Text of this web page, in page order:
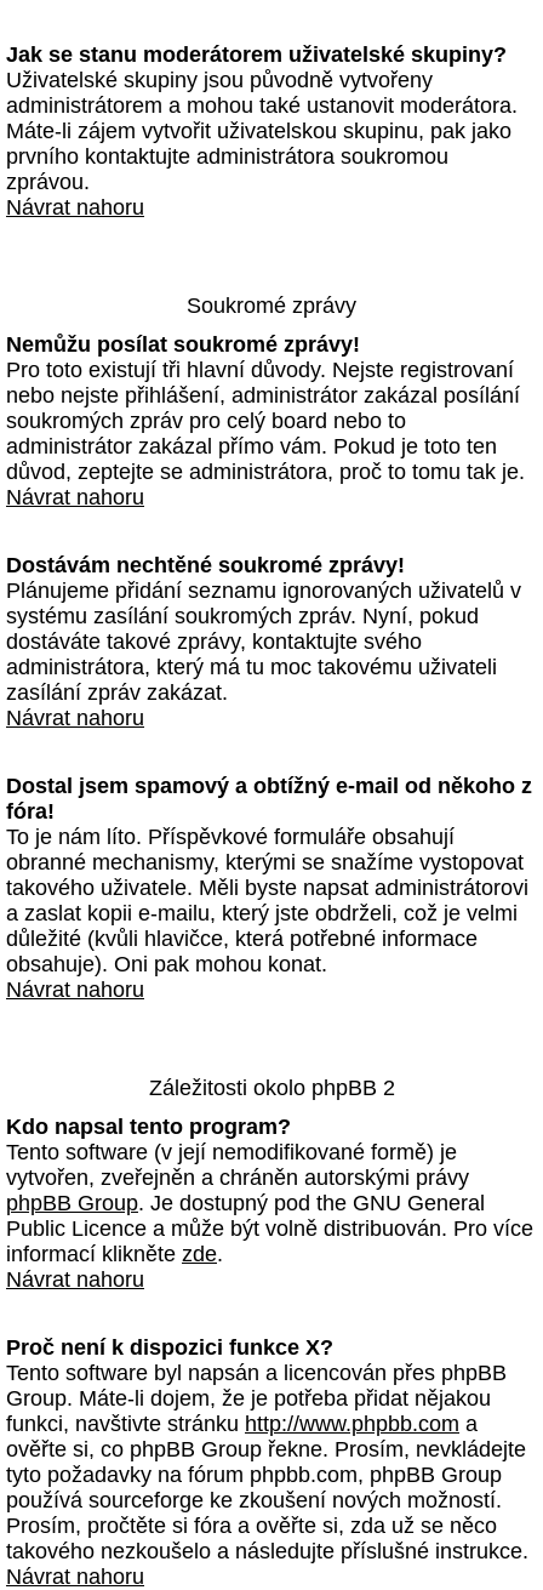
Jak se stanu moderátorem uživatelské skupiny?
Uživatelské skupiny jsou původně vytvořeny
administrátorem a mohou také ustanovit moderátora.
Máte-li zájem vytvořit uživatelskou skupinu, pak jako
prvního kontaktujte administrátora soukromou
zprávou.
Návrat nahoru
Soukromé zprávy
Nemůžu posílat soukromé zprávy!
Pro toto existují tři hlavní důvody. Nejste registrovaní
nebo nejste přihlášení, administrátor zakázal posílání
soukromých zpráv pro celý board nebo to
administrátor zakázal přímo vám. Pokud je toto ten
důvod, zeptejte se administrátora, proč to tomu tak je.
Návrat nahoru
Dostávám nechtěné soukromé zprávy!
Plánujeme přidání seznamu ignorovaných uživatelů v
systému zasílání soukromých zpráv. Nyní, pokud
dostáváte takové zprávy, kontaktujte svého
administrátora, který má tu moc takovému uživateli
zasílání zpráv zakázat.
Návrat nahoru
Dostal jsem spamový a obtížný e-mail od někoho z
fóra!
To je nám líto. Příspěvkové formuláře obsahují
obranné mechanismy, kterými se snažíme vystopovat
takového uživatele. Měli byste napsat administrátorovi
a zaslat kopii e-mailu, který jste obdrželi, což je velmi
důležité (kvůli hlavičce, která potřebné informace
obsahuje). Oni pak mohou konat.
Návrat nahoru
Záležitosti okolo phpBB 2
Kdo napsal tento program?
Tento software (v její nemodifikované formě) je
vytvořen, zveřejněn a chráněn autorskými právy
phpBB Group. Je dostupný pod the GNU General
Public Licence a může být volně distribuován. Pro více
informací klikněte zde.
Návrat nahoru
Proč není k dispozici funkce X?
Tento software byl napsán a licencován přes phpBB
Group. Máte-li dojem, že je potřeba přidat nějakou
funkci, navštivte stránku http://www.phpbb.com a
ověřte si, co phpBB Group řekne. Prosím, nevkládejte
tyto požadavky na fórum phpbb.com, phpBB Group
používá sourceforge ke zkoušení nových možností.
Prosím, pročtěte si fóra a ověřte si, zda už se něco
takového nezkoušelo a následujte příslušné instrukce.
Návrat nahoru